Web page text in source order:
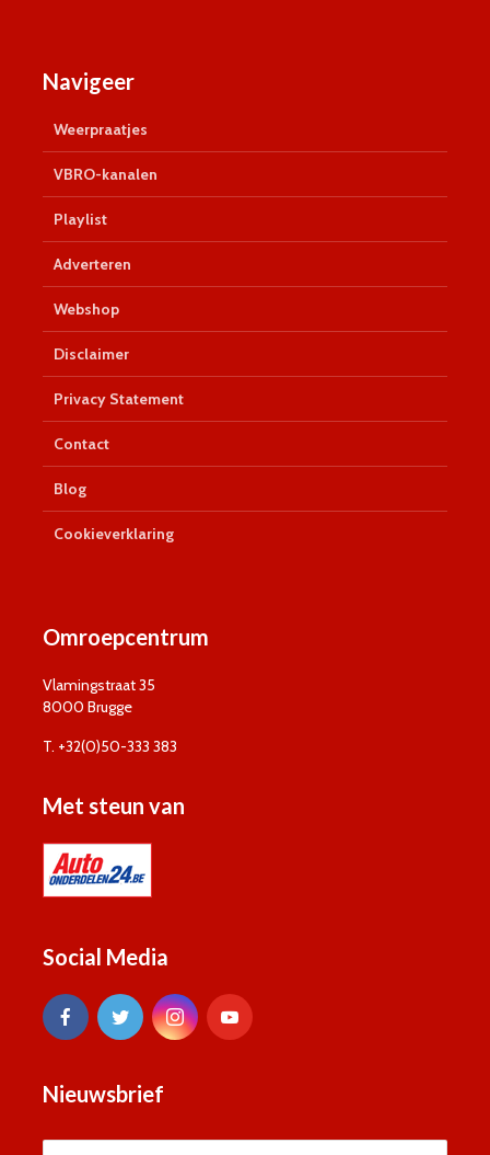
Navigeer
Weerpraatjes
VBRO-kanalen
Playlist
Adverteren
Webshop
Disclaimer
Privacy Statement
Contact
Blog
Cookieverklaring
Omroepcentrum
Vlamingstraat 35
8000 Brugge
T. +32(0)50-333 383
Met steun van
Social Media
Nieuwsbrief